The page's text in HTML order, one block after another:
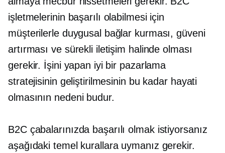
işletmelerinin başarılı olabilmesi için
müşterilerle duygusal bağlar kurması, güveni
artırması ve sürekli iletişim halinde olması
gerekir. İşini yapan iyi bir pazarlama
stratejisinin geliştirilmesinin bu kadar hayati
olmasının nedeni budur.
B2C çabalarınızda başarılı olmak istiyorsanız
aşağıdaki temel kurallara uymanız gerekir.